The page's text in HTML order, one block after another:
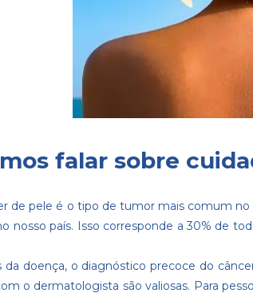
falar sobre
de pele é o tipo de tumor mais comum
nosso país. Isso corresponde a 30% de
doença, o diagnóstico precoce do
o dermatologista são valiosas. Para